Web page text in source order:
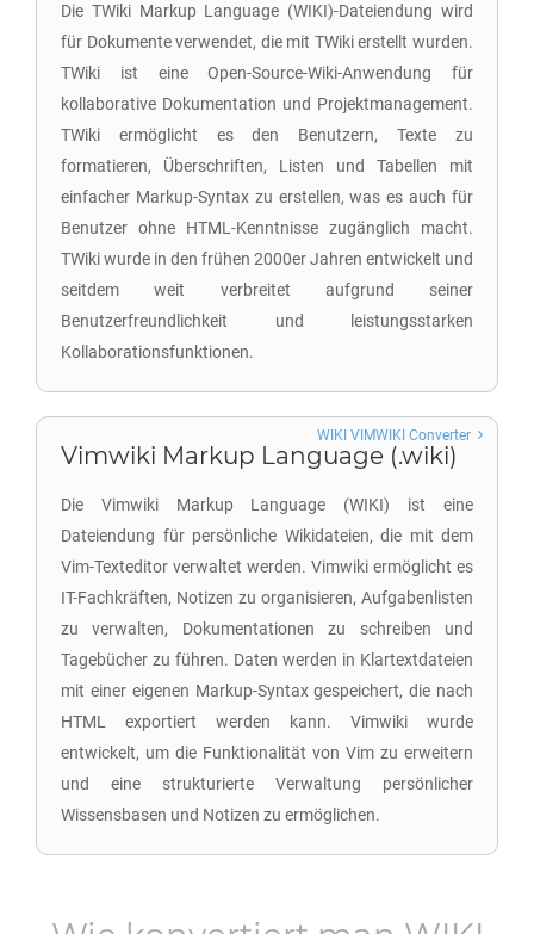
Die TWiki Markup Language (WIKI)-Dateiendung wird
für Dokumente verwendet, die mit TWiki erstellt wurden.
TWiki ist eine Open-Source-Wiki-Anwendung für
kollaborative Dokumentation und Projektmanagement.
TWiki ermöglicht es den Benutzern, Texte zu
formatieren, Überschriften, Listen und Tabellen mit
einfacher Markup-Syntax zu erstellen, was es auch für
Benutzer ohne HTML-Kenntnisse zugänglich macht.
TWiki wurde in den frühen 2000er Jahren entwickelt und
seitdem weit verbreitet aufgrund seiner
Benutzerfreundlichkeit und leistungsstarken
Kollaborationsfunktionen.
Vimwiki Markup Language (.wiki)
Die Vimwiki Markup Language (WIKI) ist eine
Dateiendung für persönliche Wikidateien, die mit dem
Vim-Texteditor verwaltet werden. Vimwiki ermöglicht es
IT-Fachkräften, Notizen zu organisieren, Aufgabenlisten
zu verwalten, Dokumentationen zu schreiben und
Tagebücher zu führen. Daten werden in Klartextdateien
mit einer eigenen Markup-Syntax gespeichert, die nach
HTML exportiert werden kann. Vimwiki wurde
entwickelt, um die Funktionalität von Vim zu erweitern
und eine strukturierte Verwaltung persönlicher
Wissensbasen und Notizen zu ermöglichen.
WIKI VIMWIKI Converter